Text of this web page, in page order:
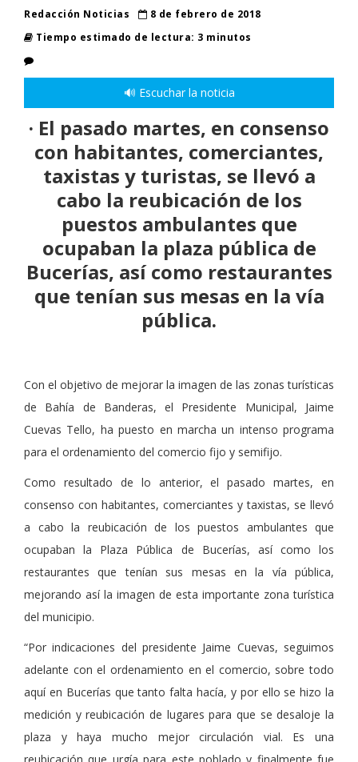
Redacción Noticias
8 de febrero de 2018
Tiempo estimado de lectura: 3 minutos
🔊 Escuchar la noticia
· El pasado martes, en consenso
con habitantes, comerciantes,
taxistas y turistas, se llevó a
cabo la reubicación de los
puestos ambulantes que
ocupaban la plaza pública de
Bucerías, así como restaurantes
que tenían sus mesas en la vía
pública.
Con el objetivo de mejorar la imagen de las zonas turísticas
de Bahía de Banderas, el Presidente Municipal, Jaime
Cuevas Tello, ha puesto en marcha un intenso programa
para el ordenamiento del comercio fijo y semifijo.
Como resultado de lo anterior, el pasado martes, en
consenso con habitantes, comerciantes y taxistas, se llevó
a cabo la reubicación de los puestos ambulantes que
ocupaban la Plaza Pública de Bucerías, así como los
restaurantes que tenían sus mesas en la vía pública,
mejorando así la imagen de esta importante zona turística
del municipio.
“Por indicaciones del presidente Jaime Cuevas, seguimos
adelante con el ordenamiento en el comercio, sobre todo
aquí en Bucerías que tanto falta hacía, y por ello se hizo la
medición y reubicación de lugares para que se desaloje la
plaza y haya mucho mejor circulación vial. Es una